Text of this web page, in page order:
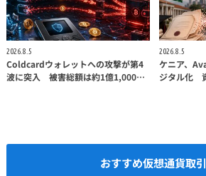
2026.8.5
Coldcardウォレットへの攻撃が第4
波に突入 被害総額は約1億1,000…
2026.8.5
ケニア、
ジタル化
おすすめ仮想通貨取